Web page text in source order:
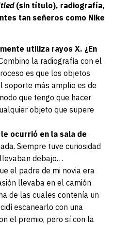
(sin título), radiografía,
tan señeros como Nike
utiliza rayos X. ¿En
la radiografía con el
es que los objetos
soporte más amplio es de
que tengo que hacer
objeto que supere
ocurrió en la sala de
Siempre tuve curiosidad
debajo…
el padre de mi novia era
llevaba en el camión
de las cuales contenía un
escanearlo con una
el premio, pero sí con la